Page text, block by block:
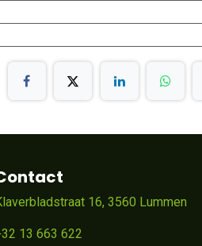
16, 3560 Lummen
13 663 622